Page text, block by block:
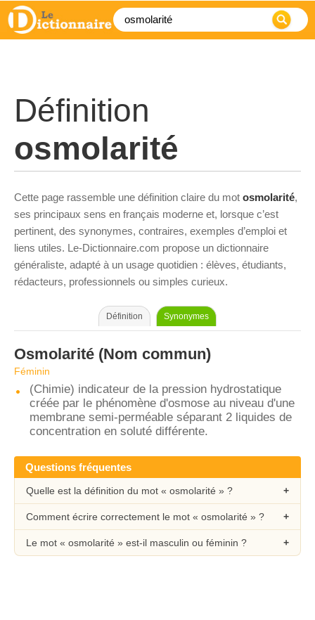
Définition
osmolarité
Cette page rassemble une définition claire du mot osmolarité,
ses principaux sens en français moderne et, lorsque c’est
pertinent, des synonymes, contraires, exemples d’emploi et
liens utiles. Le-Dictionnaire.com propose un dictionnaire
généraliste, adapté à un usage quotidien : élèves, étudiants,
rédacteurs, professionnels ou simples curieux.
Définition Synonymes
Osmolarité (Nom commun)
Féminin
(Chimie) indicateur de la pression hydrostatique
créée par le phénomène d'osmose au niveau d'une
membrane semi-perméable séparant 2 liquides de
concentration en soluté différente.
Questions fréquentes
Quelle est la définition du mot « osmolarité » ?
Comment écrire correctement le mot « osmolarité » ?
Le mot « osmolarité » est-il masculin ou féminin ?